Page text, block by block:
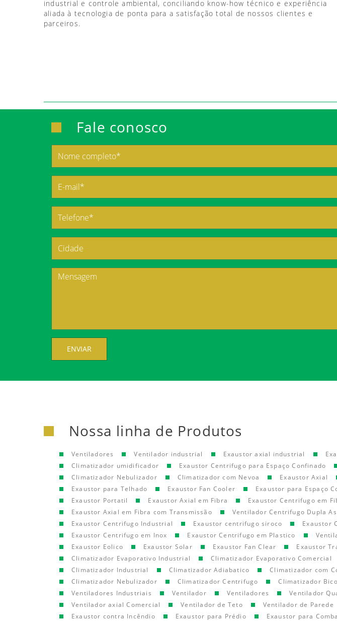
industrial e controle ambiental, conciliando know-how técnico e experiência
aliada à tecnologia de ponta para a satisfação total de nossos clientes e
parceiros.
Fale conosco
ENVIAR
Nossa linha de Produtos
Ventiladores Ventilador industrial Exaustor axial industrial
Climatizador umidificador
Exaustor Centrifugo para Espaço Confinado
Climatizador Nebulizador
Climatizador com Nevoa Exaustor Axial
Exaustor para Telhado
Exaustor Fan Cooler Exaustor para Espaço
Exaustor Portatil
Exaustor Axial em Fibra Exaustor Centrifugo em
Exaustor Axial em Fibra com Transmissão
Ventilador Centrifugo Dupla
Exaustor Centrifugo Industrial
Exaustor centrifugo siroco Exaustor
Exaustor Centrifugo em Inox
Exaustor Centrifugo em Plastico
Exaustor Eolico
Exaustor Solar Exaustor Fan Clear Exaustor
Climatizador Evaporativo Industrial
Climatizador Evaporativo Comercial
Climatizador Industrial
Climatizador Adiabatico Climatizador com
Climatizador Nebulizador
Climatizador Centrifugo Climatizador
Ventiladores Industriais
Ventilador Ventiladores Ventilador
Ventilador axial Comercial
Ventilador de Teto Ventilador de Parede
Exaustor contra Incêndio
Exaustor para Prédio Exaustor para